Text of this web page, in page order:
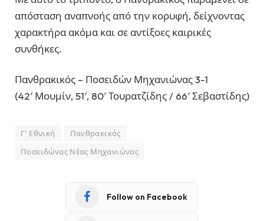
απόσταση αναπνοής από την κορυφή, δείχνοντας
χαρακτήρα ακόμα και σε αντίξοες καιρικές
συνθήκες.
Πανθρακικός – Ποσειδών Μηχανιώνας 3-1
(42′ Μουμίν, 51′, 80′ Τουρατζίδης / 66′ Σεβαστίδης)
Γ' Εθνική
Πανθρακικός
Ποσειδώνας Νέας Μηχανιώνας
Follow on Facebook